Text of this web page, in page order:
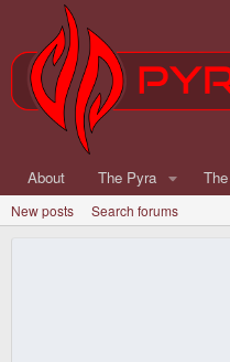
About The Pyra
New posts Search forums